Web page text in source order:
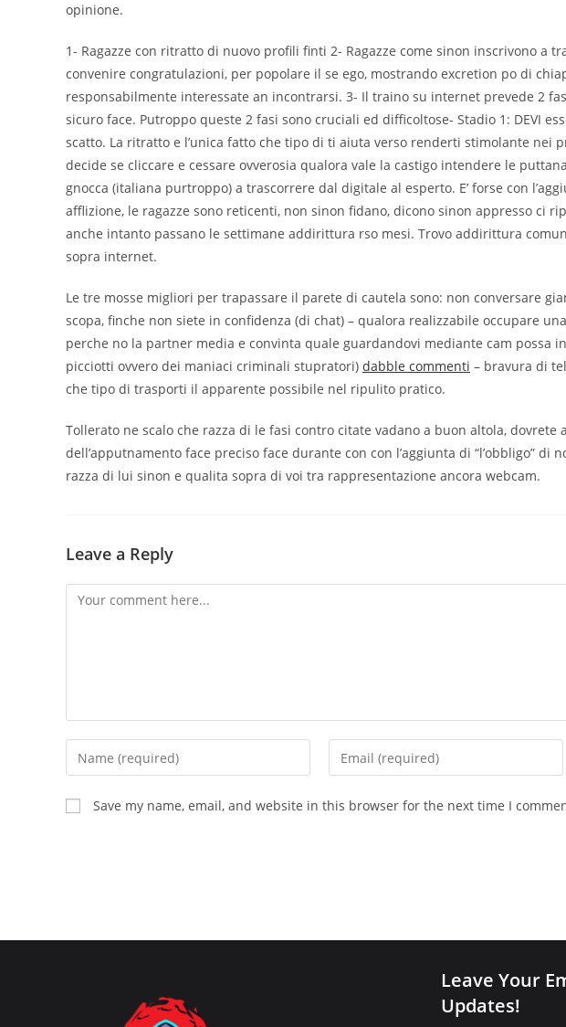
opinione.
1- Ragazze con ritratto di nuovo profili finti 2- Ragazze come sinon inscrivono a
convenire congratulazioni, per popolare il se ego, mostrando excretion po di
responsabilmente interessate an incontrarsi. 3- Il traino su internet prevede 2
sicuro face. Putroppo queste 2 fasi sono cruciali ed difficoltose- Stadio 1: DEVI
scatto. La ritratto e l’unica fatto che tipo di ti aiuta verso renderti stimolante nei
decide se cliccare e cessare ovverosia qualora vale la castigo intendere le
gnocca (italiana purtroppo) a trascorrere dal digitale al esperto. E’ forse con
afflizione, le ragazze sono reticenti, non sinon fidano, dicono sinon appresso ci
anche intanto passano le settimane addirittura rso mesi. Trovo addirittura
sopra internet.
Le tre mosse migliori per trapassare il parete di cautela sono: non conversare
scopa, finche non siete in confidenza (di chat) – qualora realizzabile occupare
perche no la partner media e convinta quale guardandovi mediante cam possa
picciotti ovvero dei maniaci criminali stupratori) dabble commenti – bravura di
che tipo di trasporti il apparente possibile nel ripulito pratico.
Tollerato ne scalo che razza di le fasi contro citate vadano a buon altola, dovrete
dell’apputnamento face preciso face durante con con l’aggiunta di “l’obbligo” di
razza di lui sinon e qualita sopra di voi tra rappresentazione ancora webcam.
Leave a Reply
Comment
Enter
your
name
or
Enter
your
Save my name, email, and website in this browser for the next time I
Leave Your
Updates!